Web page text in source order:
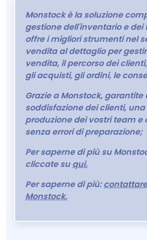
Monstock è la soluzione
gestione dell'inventario e dei
offre i migliori strumenti nel
vendita al dettaglio per
vendita, il percorso dei
gli acquisti, gli ordini, le
Grazie a Monstock,
soddisfazione dei clienti,
produzione dei vostri team e
senza errori di preparazione;
Per saperne di più su
cliccate suqui.
Per saperne di più:
Monstock.